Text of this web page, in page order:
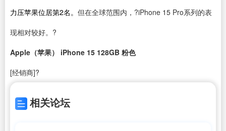
力压苹果位居第2名。 但在全球范围内，?iPhone 15 Pro系列的表
现相对较好。?
Apple（苹果） iPhone 15 128GB 粉色
[经销商]?
相关论坛